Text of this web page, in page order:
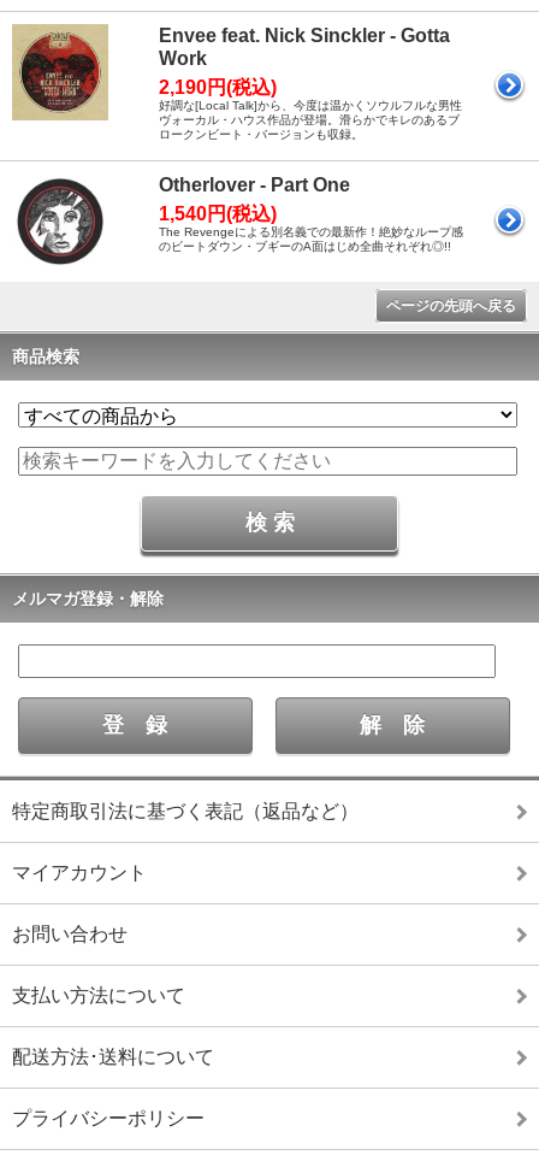
Envee feat. Nick Sinckler - Gotta
Work
2,190円(税込)
好調な[Local Talk]から、今度は温かくソウルフルな男性
ヴォーカル・ハウス作品が登場。滑らかでキレのあるブ
ロークンビート・バージョンも収録。
Otherlover - Part One
1,540円(税込)
The Revengeによる別名義での最新作！絶妙なループ感
のビートダウン・ブギーのA面はじめ全曲それぞれ◎!!
ページの先頭へ戻る
商品検索
メルマガ登録・解除
特定商取引法に基づく表記（返品など）
マイアカウント
お問い合わせ
支払い方法について
配送方法･送料について
プライバシーポリシー